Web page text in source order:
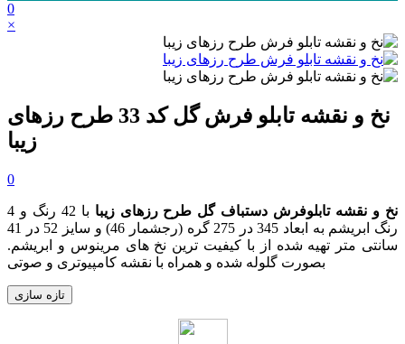
0
×
نخ و نقشه تابلو فرش گل کد 33 طرح رزهای
زیبا
0
نخ و نقشه تابلوفرش دستباف گل طرح رزهای زیبا
با 42 رنگ و 4
رنگ ابریشم به ابعاد 345 در 275 گره (رجشمار 46) و سایز 52 در 41
سانتی متر تهیه شده از با کیفیت ترین نخ های مرینوس و ابریشم.
بصورت گلوله شده و همراه با نقشه کامپیوتری و صوتی